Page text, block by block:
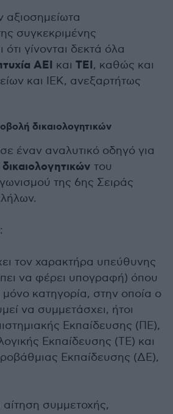
αξιοσημείωτα
συγκεκριμένης
γίνονται δεκτά όλα
ΑΕΙ και ΤΕΙ, καθώς και
και ΙΕΚ, ανεξαρτήτως
δικαιολογητικών
έναν αναλυτικό οδηγό για
δικαιολογητικών του
της 6ης Σειράς
τον χαρακτήρα υπεύθυνης
να φέρει υπογραφή) όπου
μόνο κατηγορία, στην οποία ο
να συμμετάσχει, ήτοι
Εκπαίδευσης (ΠΕ),
Εκπαίδευσης (ΤΕ) και
Εκπαίδευσης (ΔΕ),
αίτηση συμμετοχής,